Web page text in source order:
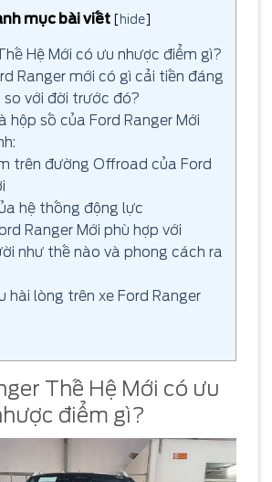
mục bài viết [hide]
Hệ Mới có ưu nhược điểm gì?
Ranger mới có gì cải tiến đáng
so với đời trước đó?
hộp số của Ford Ranger Mới
trên đường Offroad của Ford
hệ thống động lực
Ranger Mới phù hợp với
như thế nào và phong cách ra
hài lòng trên xe Ford Ranger
Thế Hệ Mới có ưu
điểm gì?